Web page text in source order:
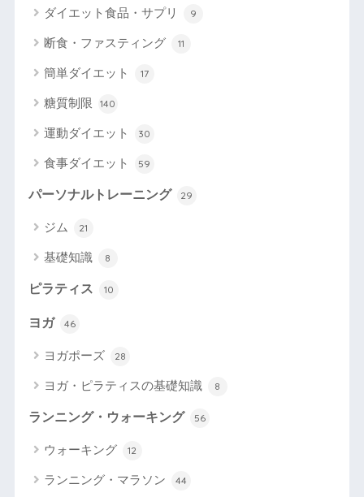
ダイエット食品・サプリ 9
断食・ファスティング 11
簡単ダイエット 17
糖質制限 140
運動ダイエット 30
食事ダイエット 59
パーソナルトレーニング 29
ジム 21
基礎知識 8
ピラティス 10
ヨガ 46
ヨガポーズ 28
ヨガ・ピラティスの基礎知識 8
ランニング・ウォーキング 56
ウォーキング 12
ランニング・マラソン 44